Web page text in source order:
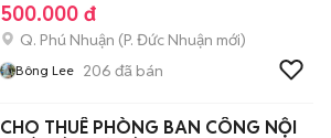
500.000 đ
Q. Phú Nhuận (P. Đức Nhuận mới)
Bông Lee 206 đã bán
CHO THUÊ PHÒNG BAN CÔNG NỘI